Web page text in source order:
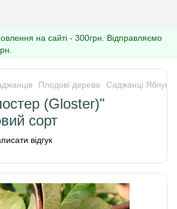
на сайті - 300грн. Відправляємо
Плодові дерева Саджанці Яблуні
(Gloster)"
сорт
відгук